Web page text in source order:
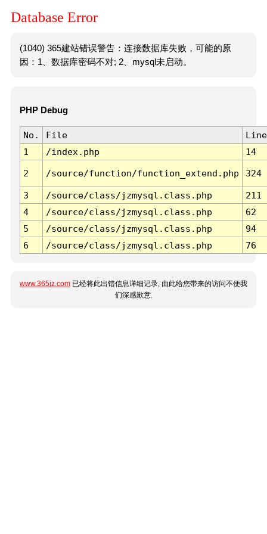
Database Error
(1040) 365建站错误警告：连接数据库失败，可能的原
因：1、数据库密码不对; 2、mysql未启动。
PHP Debug
No. File
Line
1
/index.php 14
2 /source/function/function_extend.php 324
3 /source/class/jzmysql.class.php
211
4
/source/class/jzmysql.class.php
62
5
/source/class/jzmysql.class.php
94
6
/source/class/jzmysql.class.php 76
www.365jz.com 已经将此出错信息详细记录, 由此给您带来的访问不便我
们深感歉意.